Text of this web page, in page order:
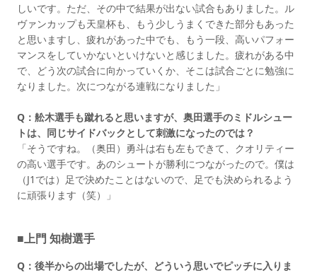
しいです。ただ、その中で結果が出ない試合もありました。ル
ヴァンカップも天皇杯も、もう少しうまくできた部分もあった
と思いますし、疲れがあった中でも、もう一段、高いパフォー
マンスをしていかないといけないと感じました。疲れがある中
で、どう次の試合に向かっていくか、そこは試合ごとに勉強に
なりました。次につながる連戦になりました」
Q：舩木選手も蹴れると思いますが、奥田選手のミドルシュー
トは、同じサイドバックとして刺激になったのでは？
「そうですね。（奥田）勇斗は右も左もできて、クオリティー
の高い選手です。あのシュートが勝利につながったので。僕は
（J1では）足で決めたことはないので、足でも決められるよう
に頑張ります（笑）」
■上門 知樹選手
Q：後半からの出場でしたが、どういう思いでピッチに入りま